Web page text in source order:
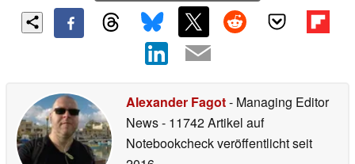
Alexander Fagot- Managing Editor
News- 11742 Artikel auf
Notebookcheck veröffentlichtseit